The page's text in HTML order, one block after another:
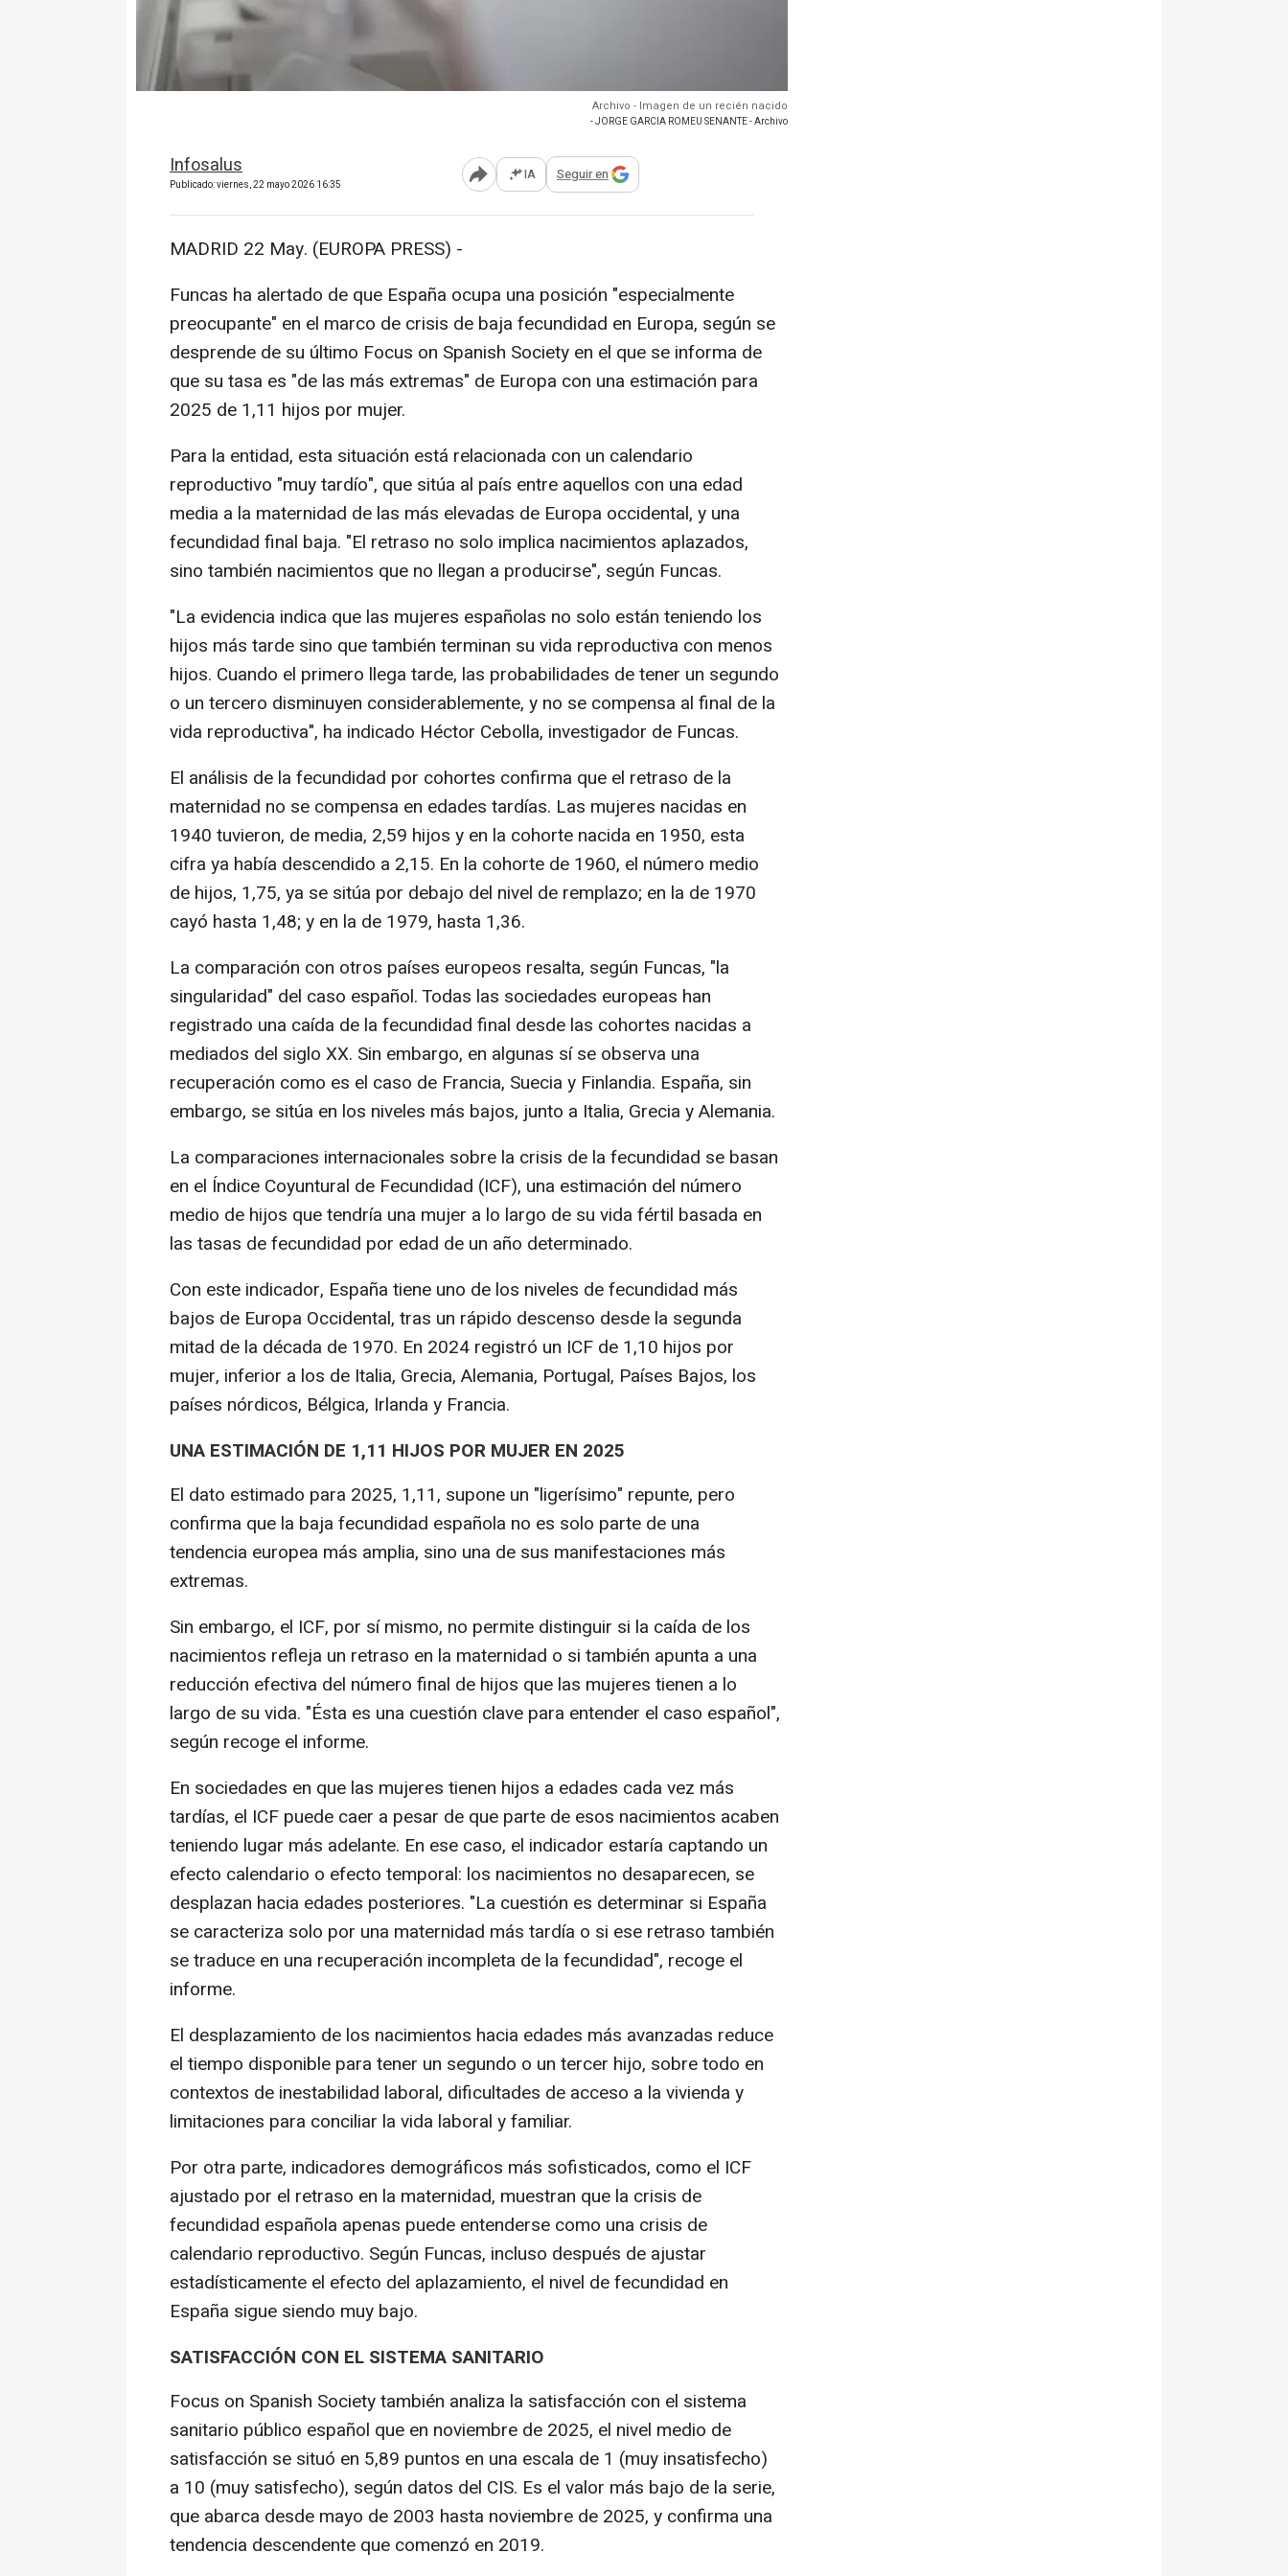
Archivo - Imagen de un recién nacido
- JORGE GARCIA ROMEU SENANTE - Archivo
Infosalus
Publicado: viernes, 22 mayo 2026 16:35 Abrir opciones para compartir
IA Seguir en
MADRID 22 May. (EUROPA PRESS) -
Funcas ha alertado de que España ocupa una posición "especialmente
preocupante" en el marco de crisis de baja fecundidad en Europa, según se
desprende de su último Focus on Spanish Society en el que se informa de
que su tasa es "de las más extremas" de Europa con una estimación para
2025 de 1,11 hijos por mujer.
Para la entidad, esta situación está relacionada con un calendario
reproductivo "muy tardío", que sitúa al país entre aquellos con una edad
media a la maternidad de las más elevadas de Europa occidental, y una
fecundidad final baja. "El retraso no solo implica nacimientos aplazados,
sino también nacimientos que no llegan a producirse", según Funcas.
"La evidencia indica que las mujeres españolas no solo están teniendo los
hijos más tarde sino que también terminan su vida reproductiva con menos
hijos. Cuando el primero llega tarde, las probabilidades de tener un segundo
o un tercero disminuyen considerablemente, y no se compensa al final de la
vida reproductiva", ha indicado Héctor Cebolla, investigador de Funcas.
El análisis de la fecundidad por cohortes confirma que el retraso de la
maternidad no se compensa en edades tardías. Las mujeres nacidas en
1940 tuvieron, de media, 2,59 hijos y en la cohorte nacida en 1950, esta
cifra ya había descendido a 2,15. En la cohorte de 1960, el número medio
de hijos, 1,75, ya se sitúa por debajo del nivel de remplazo; en la de 1970
cayó hasta 1,48; y en la de 1979, hasta 1,36.
La comparación con otros países europeos resalta, según Funcas, "la
singularidad" del caso español. Todas las sociedades europeas han
registrado una caída de la fecundidad final desde las cohortes nacidas a
mediados del siglo XX. Sin embargo, en algunas sí se observa una
recuperación como es el caso de Francia, Suecia y Finlandia. España, sin
embargo, se sitúa en los niveles más bajos, junto a Italia, Grecia y Alemania.
La comparaciones internacionales sobre la crisis de la fecundidad se basan
en el Índice Coyuntural de Fecundidad (ICF), una estimación del número
medio de hijos que tendría una mujer a lo largo de su vida fértil basada en
las tasas de fecundidad por edad de un año determinado.
Con este indicador, España tiene uno de los niveles de fecundidad más
bajos de Europa Occidental, tras un rápido descenso desde la segunda
mitad de la década de 1970. En 2024 registró un ICF de 1,10 hijos por
mujer, inferior a los de Italia, Grecia, Alemania, Portugal, Países Bajos, los
países nórdicos, Bélgica, Irlanda y Francia.
UNA ESTIMACIÓN DE 1,11 HIJOS POR MUJER EN 2025
El dato estimado para 2025, 1,11, supone un "ligerísimo" repunte, pero
confirma que la baja fecundidad española no es solo parte de una
tendencia europea más amplia, sino una de sus manifestaciones más
extremas.
Sin embargo, el ICF, por sí mismo, no permite distinguir si la caída de los
nacimientos refleja un retraso en la maternidad o si también apunta a una
reducción efectiva del número final de hijos que las mujeres tienen a lo
largo de su vida. "Ésta es una cuestión clave para entender el caso español",
según recoge el informe.
En sociedades en que las mujeres tienen hijos a edades cada vez más
tardías, el ICF puede caer a pesar de que parte de esos nacimientos acaben
teniendo lugar más adelante. En ese caso, el indicador estaría captando un
efecto calendario o efecto temporal: los nacimientos no desaparecen, se
desplazan hacia edades posteriores. "La cuestión es determinar si España
se caracteriza solo por una maternidad más tardía o si ese retraso también
se traduce en una recuperación incompleta de la fecundidad", recoge el
informe.
El desplazamiento de los nacimientos hacia edades más avanzadas reduce
el tiempo disponible para tener un segundo o un tercer hijo, sobre todo en
contextos de inestabilidad laboral, dificultades de acceso a la vivienda y
limitaciones para conciliar la vida laboral y familiar.
Por otra parte, indicadores demográficos más sofisticados, como el ICF
ajustado por el retraso en la maternidad, muestran que la crisis de
fecundidad española apenas puede entenderse como una crisis de
calendario reproductivo. Según Funcas, incluso después de ajustar
estadísticamente el efecto del aplazamiento, el nivel de fecundidad en
España sigue siendo muy bajo.
SATISFACCIÓN CON EL SISTEMA SANITARIO
Focus on Spanish Society también analiza la satisfacción con el sistema
sanitario público español que en noviembre de 2025, el nivel medio de
satisfacción se situó en 5,89 puntos en una escala de 1 (muy insatisfecho)
a 10 (muy satisfecho), según datos del CIS. Es el valor más bajo de la serie,
que abarca desde mayo de 2003 hasta noviembre de 2025, y confirma una
tendencia descendente que comenzó en 2019.